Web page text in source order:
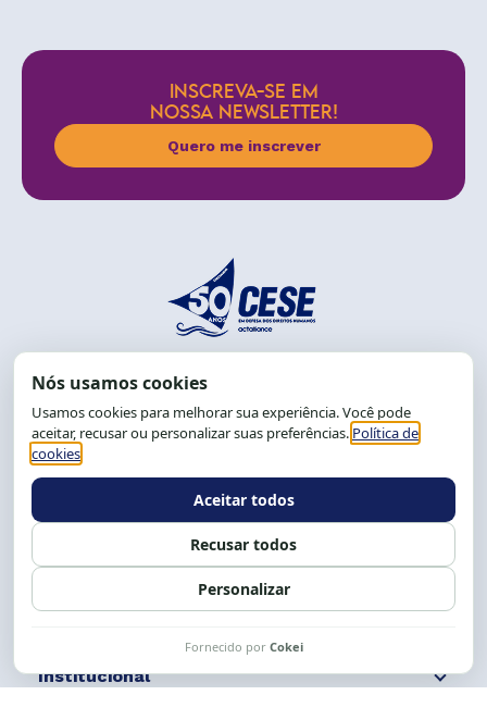
INSCREVA-SE EM
NOSSA NEWSLETTER!
Quero me inscrever
End.: R. da Graça, 150. Graça
CEP: 40.150-055
Salvador-BA, Brasil.
Tel.: (71) 2104-5457, Cel.: (71) 9 9239-2104 ou 2105
Expediente: 8h às 12h e 13 às 17h.
Siga nossas redes Fale conosco
Institucional